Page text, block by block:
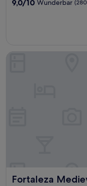
9,0/10 Wunderbar
Fortaleza
Fortaleza Medieval
Fortaleza Medieval La